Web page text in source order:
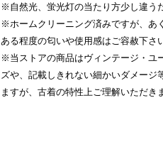
※自然光、蛍光灯の当たり方少し違う
※ホームクリーニング済みですが、あ
ある程度の匂いや使用感はご容赦下さ
※当ストアの商品はヴィンテージ・ユ
ズや、記載しきれない細かいダメージ
ますが、古着の特性上ご理解いただき